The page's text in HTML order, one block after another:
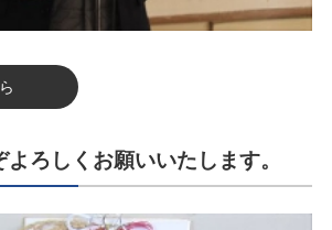
ろしくお願いいたします。